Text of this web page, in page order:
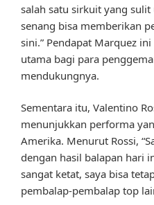
salah satu sirkuit yang
senang bisa memberikan
sini.” Pendapat Marquez
utama bagi para
mendukungnya.
Sementara itu, Valentino
menunjukkan performa
Amerika. Menurut Rossi,
dengan hasil balapan hari
sangat ketat, saya bisa
pembalap-pembalap top